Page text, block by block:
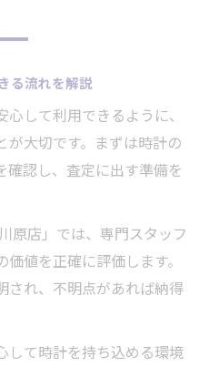
る流れを解説
して利用できるように、
大切です。まずは時計の
確認し、査定に出す準備を
原店」では、専門スタッフ
値を正確に評価します。
され、不明点があれば納得
して時計を持ち込める環境